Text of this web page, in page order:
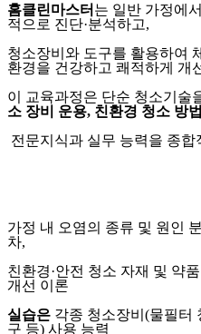
홈클린마스터 는 일반 가정에
적으로 진단·분석하고,
청소장비와 도구를 활용하여
환경을 건강하고 쾌적하게 개
이 교육과정은 단순 청소기술
소 장비 운용, 친환경 청소 방법
전문지식과 실무 능력을 종
가정 내 오염의 종류 및 원인
차,
친환경·안전 청소 자재 및 약
개선 이론
실습은 각종 청소장비 (물필터
구 등) 사용 능력